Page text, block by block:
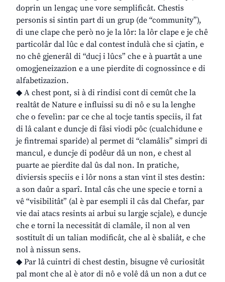
doprin un lengaç une vore semplificât. Chestis
personis si sintin part di un grup (de “community”),
di une clape che però no je la lôr: la lôr clape e je chê
particolâr dal lûc e dal contest indulà che si cjatin, e
no chê gjenerâl di “ducj i lûcs” che e à puartât a une
omogjeneizazion e a une pierdite di cognossince e di
alfabetizazion.
◆ A chest pont, si à di rindisi cont di cemût che la
realtât de Nature e influissi su di nô e su la lenghe
che o fevelìn: par ce che al tocje tantis speciis, il fat
di lâ calant e duncje di fâsi viodi pôc (cualchidune e
je fintremai sparide) al permet di “clamâlis” simpri di
mancul, e duncje di podêur dâ un non, e chest al
puarte ae pierdite dal ûs dal non. In pratiche,
diviersis speciis e i lôr nons a stan vint il stes destin:
a son daûr a sparî. Intal câs che une specie e torni a
vê “visibilitât” (al è par esempli il câs dal Chefar, par
vie dai atacs resints ai arbui su largje scjale), e duncje
che e torni la necessitât di clamâle, il non al ven
sostituît di un talian modificât, che al è sbaliât, e che
nol à nissun sens.
◆ Par lâ cuintri di chest destin, bisugne vê curiositât
pal mont che al è ator di nô e volê dâ un non a dut ce